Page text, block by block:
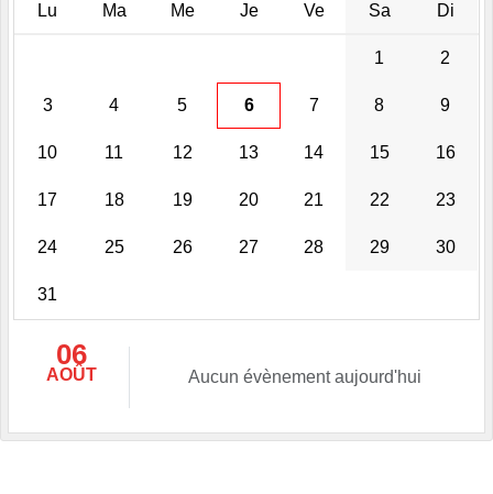
Lu Ma Me Je Ve Sa Di
1 2
3 4 5 6 7 8 9
10 11 12 13 14 15 16
17 18 19 20 21 22 23
24 25 26 27 28 29 30
31
06
AOÛT Aucun évènement aujourd'hui